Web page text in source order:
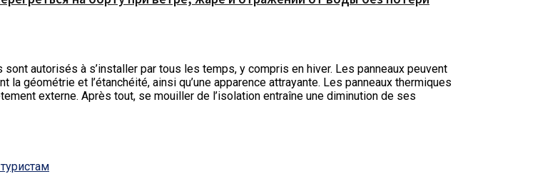
autorisés à s’installer par tous les temps, y compris en hiver. Les panneaux peuvent
géométrie et l’étanchéité, ainsi qu’une apparence attrayante. Les panneaux thermiques
externe. Après tout, se mouiller de l’isolation entraîne une diminution de ses